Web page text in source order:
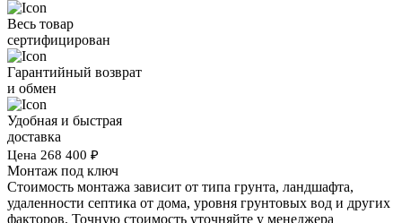
Весь товар
сертифицирован
Гарантийный возврат
и обмен
Удобная и быстрая
доставка
Цена 268 400 ₽
Монтаж под ключ
Стоимость монтажа зависит от типа грунта, ландшафта,
удаленности септика от дома, уровня грунтовых вод и других
факторов. Точную стоимость уточняйте у менеджера